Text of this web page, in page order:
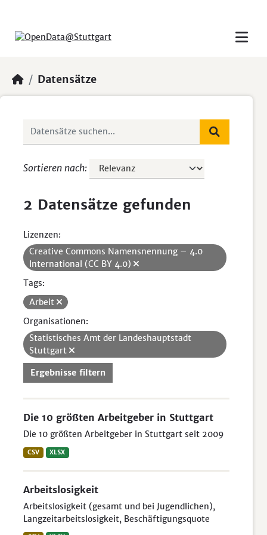
Datensätze
Sortieren nach
2 Datensätze gefunden
Lizenzen:
Creative Commons Namensnennung – 4.0
International (CC BY 4.0)
Tags:
Arbeit
Organisationen:
Statistisches Amt der Landeshauptstadt
Stuttgart
Ergebnisse filtern
Die 10 größten Arbeitgeber in Stuttgart
Die 10 größten Arbeitgeber in Stuttgart seit 2009
CSV XLSX
Arbeitslosigkeit
Arbeitslosigkeit (gesamt und bei Jugendlichen),
Langzeitarbeitslosigkeit, Beschäftigungsquote